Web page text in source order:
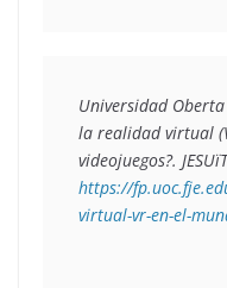
Universidad
la realidad virtual
videojuegos?
https://
virtual-vr-en-el-